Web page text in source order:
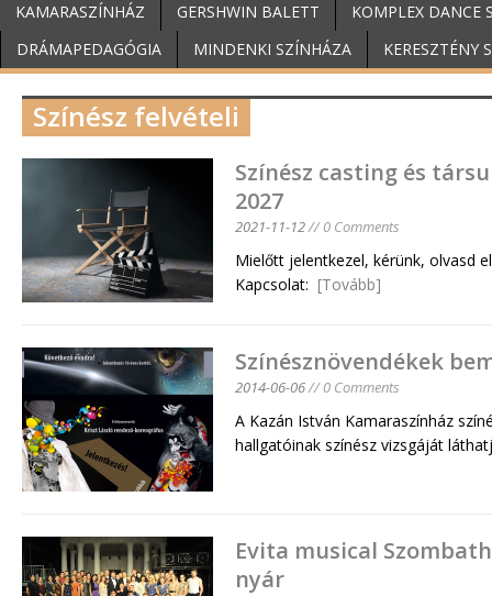
KAMARASZÍNHÁZ GERSHWIN BALETT
KOMPLEX DANCE
DRÁMAPEDAGÓGIA
MINDENKI SZÍNHÁZA KERESZTÉNY
Színész felvételi
Színész casting és
2027
2021-11-12// 0 Comments
Mielőtt jelentkezel, kérünk, olvasd
Kapcsolat: [Tovább]
Színésznövendékek
2014-06-06// 0 Comments
A Kazán István Kamaraszínház
hallgatóinak színész vizsgáját
Evita musical
nyár